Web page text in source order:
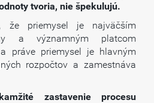
tvoria, nie špekulujú.
že priemysel je najväčším
a významným platcom
práve priemysel je hlavným
rozpočtov a zamestnáva
zastavenie procesu